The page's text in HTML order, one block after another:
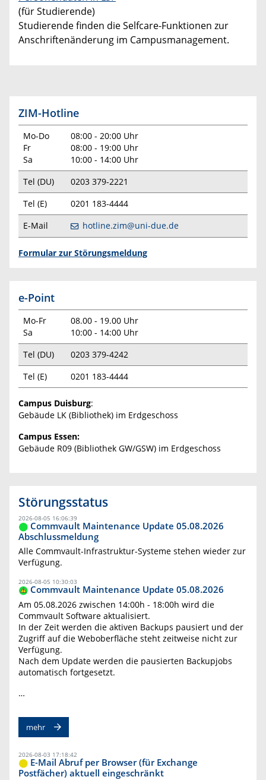
(für Studierende)
Studierende finden die Selfcare-Funktionen zur
Anschriftenänderung im Campusmanagement.
ZIM-Hotline
Mo-Do
Fr
Sa
08:00 - 20:00 Uhr
08:00 - 19:00 Uhr
10:00 - 14:00 Uhr
Tel (DU)
0203 379-2221
Tel (E)
0201 183-4444
E-Mail
hotline.zim@uni-due.de
Formular zur Störungsmeldung
e-Point
Mo-Fr
Sa
08.00 - 19.00 Uhr
10:00 - 14:00 Uhr
Tel (DU)
0203 379-4242
Tel (E)
0201 183-4444
Campus Duisburg:
Gebäude LK (Bibliothek) im Erdgeschoss
Campus Essen:
Gebäude R09 (Bibliothek GW/GSW) im Erdgeschoss
Störungsstatus
2026-08-05 16:06:39
Commvault Maintenance Update 05.08.2026
Abschlussmeldung
Alle Commvault-Infrastruktur-Systeme stehen wieder zur
Verfügung.
2026-08-05 10:30:03
Commvault Maintenance Update 05.08.2026
Am 05.08.2026 zwischen 14:00h - 18:00h wird die
Commvault Software aktualisiert.
In der Zeit werden die aktiven Backups pausiert und der
Zugriff auf die Weboberfläche steht zeitweise nicht zur
Verfügung.
Nach dem Update werden die pausierten Backupjobs
automatisch fortgesetzt.
…
mehr
2026-08-03 17:18:42
E-Mail Abruf per Browser (für Exchange
Postfächer) aktuell eingeschränkt